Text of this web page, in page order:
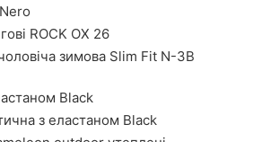
ROCK OX 26
зимова Slim Fit N-3B
Black
з еластаном Black